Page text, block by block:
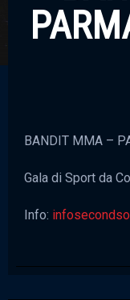
BANDIT MMA –
Gala di Sport da
Info: